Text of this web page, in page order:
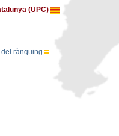
(UPC)
del rànquing